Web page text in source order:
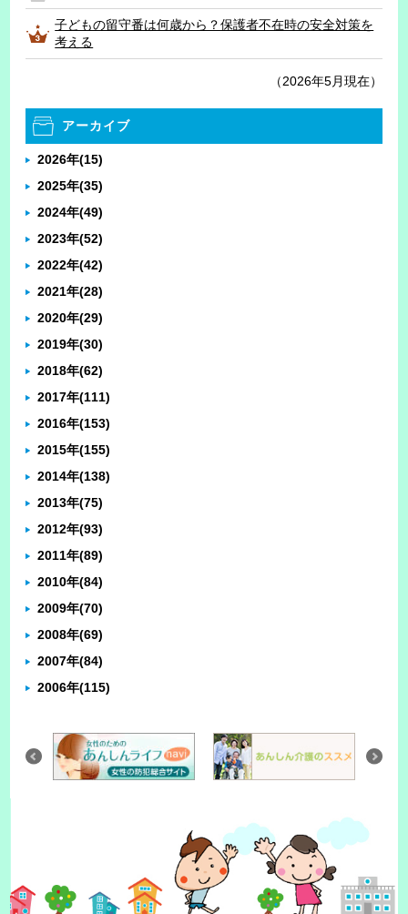
子どもの留守番は何歳から？保護者不在時の安全対策を
考える
（2026年5月現在）
アーカイブ
2026年(15)
2025年(35)
2024年(49)
2023年(52)
2022年(42)
2021年(28)
2020年(29)
2019年(30)
2018年(62)
2017年(111)
2016年(153)
2015年(155)
2014年(138)
2013年(75)
2012年(93)
2011年(89)
2010年(84)
2009年(70)
2008年(69)
2007年(84)
2006年(115)